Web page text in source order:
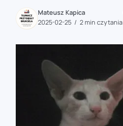
zaobserwuj nas
zaobserwuj nas
zaobserwuj nas
zaobserwuj nas
Mateusz Kapica
2025-02-25
2 min czytania